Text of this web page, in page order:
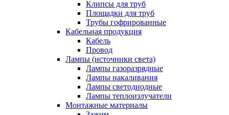
Клипсы для труб
Площадки для труб
Трубы гофрированные
Кабельная продукция
Кабель
Провод
Лампы (источники света)
Лампы газоразрядные
Лампы накаливания
Лампы светодиодные
Лампы теплоизлучатели
Монтажные материалы